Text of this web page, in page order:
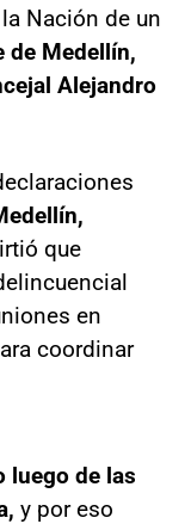
Nación de un
de Medellín,
Alejandro
que
en
coordinar
luego de las
y por eso